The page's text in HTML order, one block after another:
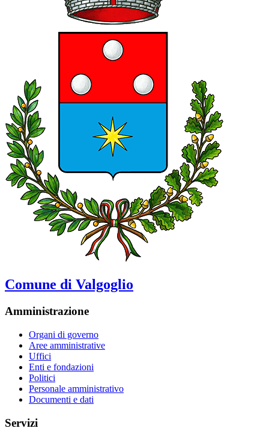
Comune di Valgoglio
Amministrazione
Organi di governo
Aree amministrative
Uffici
Enti e fondazioni
Politici
Personale amministrativo
Documenti e dati
Servizi